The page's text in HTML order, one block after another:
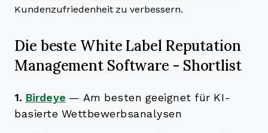
Kundenzufriedenheit zu verbessern.
Die beste White Label Reputation
Management Software - Shortlist
1. Birdeye — Am besten geeignet für KI-
basierte Wettbewerbsanalysen